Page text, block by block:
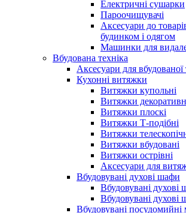
Електричні сушарки
Пароочищувачі
Аксесуари до
будинком і одягом
Машинки для
Вбудована техніка
Аксесуари для вбудованої
Кухонні витяжки
Витяжки купольні
Витяжки
Витяжки плоскі
Витяжки Т-подібні
Витяжки
Витяжки вбудовані
Витяжки острівні
Аксесуари для
Вбудовувані духові шафи
Вбудовувані духові
Вбудовувані духові
Вбудовувані